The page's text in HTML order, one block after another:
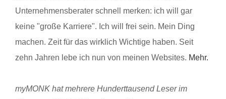
Unternehmensberater schnell merken: ich will gar
keine "große Karriere". Ich will frei sein. Mein Ding
machen. Zeit für das wirklich Wichtige haben. Seit
zehn Jahren lebe ich nun von meinen Websites. Mehr.
myMONK hat mehrere Hunderttausend Leser im